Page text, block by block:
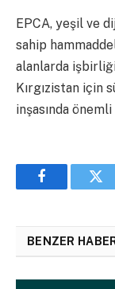
EPCA, yeşil ve
sahip
alanlarda
Kırgızistan
inşasında
Facebook
BENZER